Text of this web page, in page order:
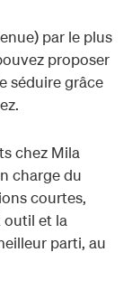
par le plus
proposer
séduire grâce
chez Mila
charge du
courtes,
outil et la
parti, au